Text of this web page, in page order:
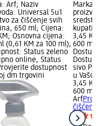
Arf; Naziv
Universal 5u1
za čišćenje svih
650 ml; Cijena:
Osnovna cijena:
(0,61 KM za 100 ml);
Status zeleno
online, Status
dostupnost
dm trgovini
Marka:
3,45
600 ml
sivo
u Vašoj
3,45 KM
600 ml
Arf
čišćenje